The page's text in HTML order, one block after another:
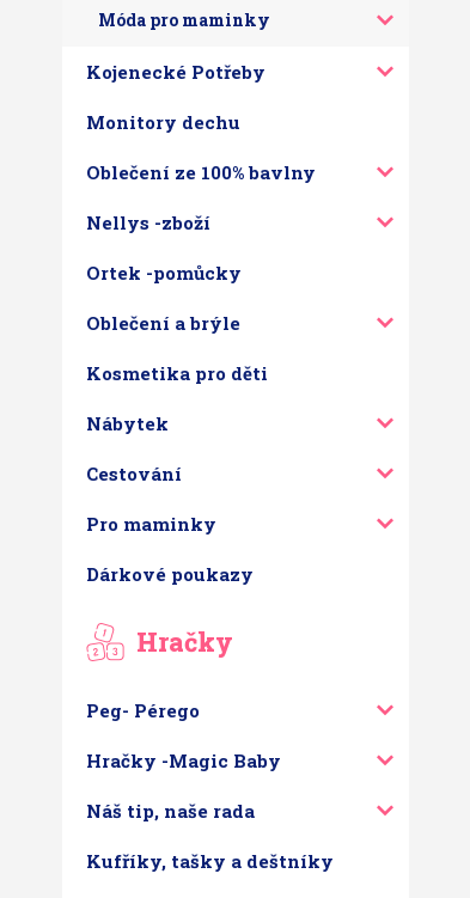
Móda pro maminky
Kojenecké Potřeby
Monitory dechu
Oblečení ze 100% bavlny
Nellys -zboží
Ortek -pomůcky
Oblečení a brýle
Kosmetika pro děti
Nábytek
Cestování
Pro maminky
Dárkové poukazy
Hračky
Peg- Pérego
Hračky -Magic Baby
Náš tip, naše rada
Kufříky, tašky a deštníky